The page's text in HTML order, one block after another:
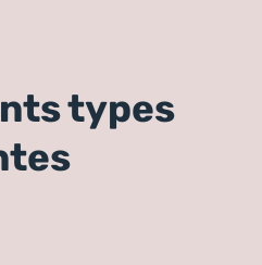
types